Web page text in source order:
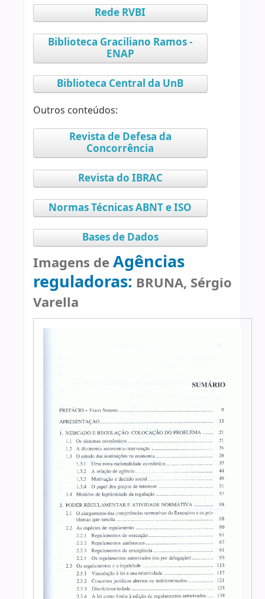
Rede RVBI
Biblioteca Graciliano Ramos -
ENAP
Biblioteca Central da UnB
Outros conteúdos:
Revista de Defesa da
Concorrência
Revista do IBRAC
Normas Técnicas ABNT e ISO
Bases de Dados
Imagens de Agências
reguladoras: BRUNA, Sérgio
Varella